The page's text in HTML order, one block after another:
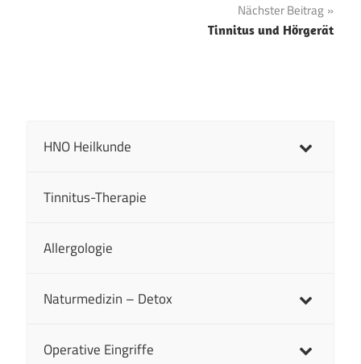
Nächster Beitrag
Tinnitus und Hörgerät
HNO Heilkunde
Tinnitus-Therapie
Allergologie
Naturmedizin – Detox
Operative Eingriffe